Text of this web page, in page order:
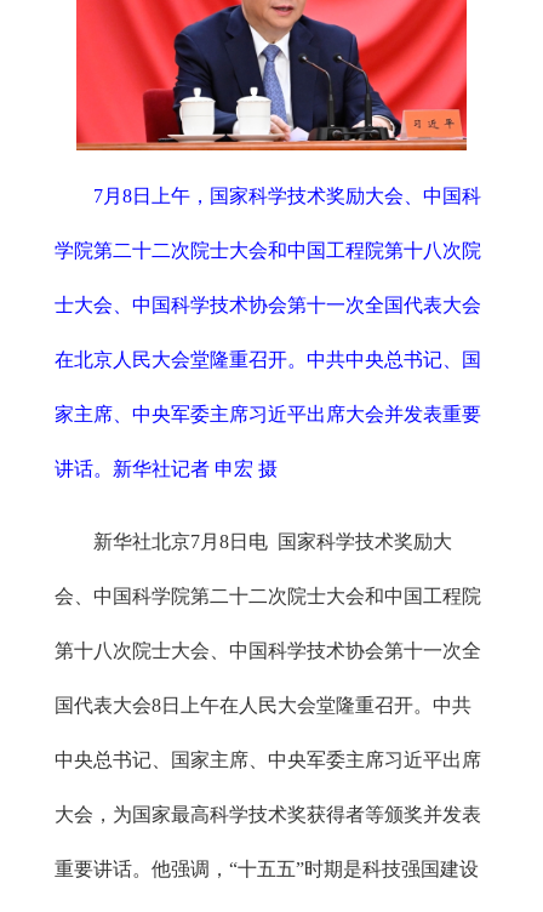
7月8日上午，国家科学技术奖励大会、中国科
学院第二十二次院士大会和中国工程院第十八次院
士大会、中国科学技术协会第十一次全国代表大会
在北京人民大会堂隆重召开。中共中央总书记、国
家主席、中央军委主席习近平出席大会并发表重要
讲话。新华社记者 申宏 摄
新华社北京7月8日电 国家科学技术奖励大
会、中国科学院第二十二次院士大会和中国工程院
第十八次院士大会、中国科学技术协会第十一次全
国代表大会8日上午在人民大会堂隆重召开。中共
中央总书记、国家主席、中央军委主席习近平出席
大会，为国家最高科学技术奖获得者等颁奖并发表
重要讲话。他强调，“十五五”时期是科技强国建设